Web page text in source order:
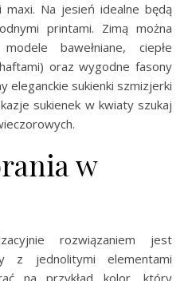
maxi. Na jesień idealne będą
printami. Zimą można
bawełniane, ciepłe
oraz wygodne fasony
eleganckie sukienki szmizjerki
sukienek w kwiaty szukaj
w
rozwiązaniem jest
z jednolitymi elementami